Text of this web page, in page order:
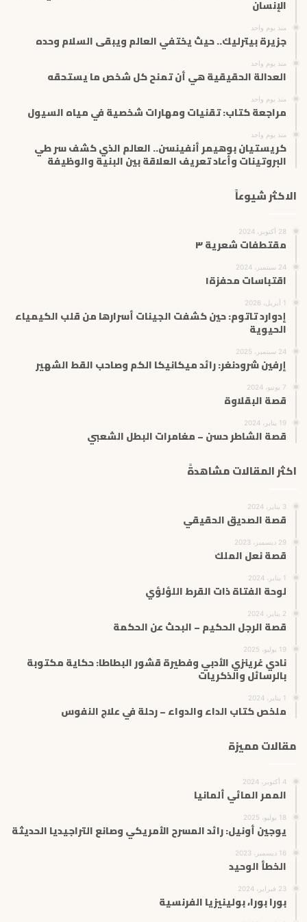
ر
الإنسان
منذ يوم واحد
جزيرة بيترليك.. حيث يختفي العالم ويبقى السلام وحده
منذ يوم واحد
العدالة الحقيقية هي أن تمنح كل شخص ما يستحقه
منذ يوم واحد
مراجعة كتاب: تقنيات ومهارات شخصية في مياه السيول
منذ يوم واحد
كريستيان بوهيمر أنفينسن.. العالم الذي كشف سر طي
البروتينات وأعاد تعريف العلاقة بين البنية والوظيفة
الاكثر شيوعاً
28 أكتوبر، 2024
مقتطفات شعرية ٣
24 سبتمبر، 2024
اقتباسات محفزة١
1 أبريل، 2026
إدوارد تاتوم: حين كشفت الجينات أسرارها من قلب الكيمياء
الحيوية
24 سبتمبر، 2025
إرفين شرودنغر: رائد ميكانيكا الكم وصاحب القط الشهير
7 يونيو، 2024
قصة البقلاوة
19 يناير، 2024
قصة الشاطر حسن – مغامرات البطل الشعبي
اكثر المقالات مشاهدةً
3 يناير، 2024
قصة الصديق الحقيقي
29 ديسمبر، 2023
قصة نعل الملك
1 يناير، 2024
لوحة الفتاة ذات القرط اللؤلؤي
2 يناير، 2024
قصة الرجل الحكيم – البحث عن الحكمة
19 يوليو، 2025
نادي غرينزي الأدبي وفطيرة قشور البطاطا: حكاية مكتوبة
بالرسائل والذكريات
1 يناير، 2024
ملخص كتاب الداء والدواء – رحلة في علاج النفوس
مقالات مميزة
4 أكتوبر، 2024
الممر المائي ألمانيا
18 يوليو، 2025
يوجين أونيل: رائد المسرح الأمريكي وصانع التراجيديا الحديثة
16 ديسمبر، 2023
الخطأ الوحيد
23 فبراير، 2024
بورا بورا، بولينيزيا الفرنسية